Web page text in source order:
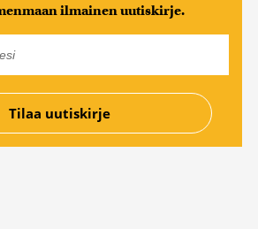
ilmainen uutiskirje.